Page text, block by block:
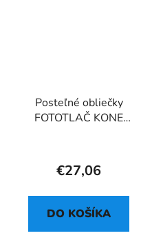
Posteľné obliečky
FOTOTLAČ KONE
€27,06
DO KOŠÍKA